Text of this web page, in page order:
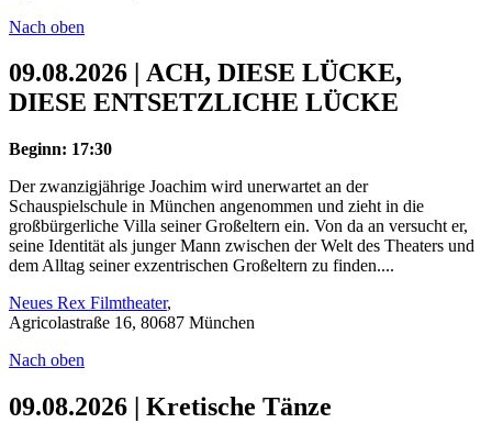
Nach oben
09.08.2026 | ACH, DIESE LÜCKE,
DIESE ENTSETZLICHE LÜCKE
Beginn: 17:30
Der zwanzigjährige Joachim wird unerwartet an der
Schauspielschule in München angenommen und zieht in die
großbürgerliche Villa seiner Großeltern ein. Von da an versucht er,
seine Identität als junger Mann zwischen der Welt des Theaters und
dem Alltag seiner exzentrischen Großeltern zu finden....
Neues Rex Filmtheater,
Agricolastraße 16, 80687 München
Nach oben
09.08.2026 | Kretische Tänze